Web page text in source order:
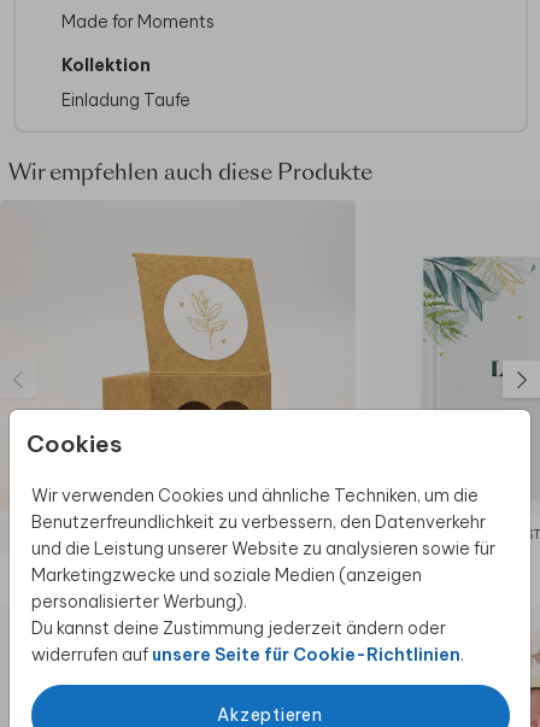
Cookies
Wir verwenden Cookies und ähnliche Techniken, um die
Benutzerfreundlichkeit zu verbessern, den Datenverkehr
und die Leistung unserer Website zu analysieren sowie für
Marketingzwecke und soziale Medien (anzeigen
personalisierter Werbung).
Du kannst deine Zustimmung jederzeit ändern oder
widerrufen auf unsere Seite für Cookie-Richtlinien.
Akzeptieren
Briefporto an. Alle Infos findest du auf der
Format erhältst du Umschläge in der Größe
14x12,5 cm. Format ändern ist möglich.
Made for Moments
Kollektion
Einladung Taufe
Wir empfehlen auch diese Produkte
Diese Produkte könnten dir auch gefallen